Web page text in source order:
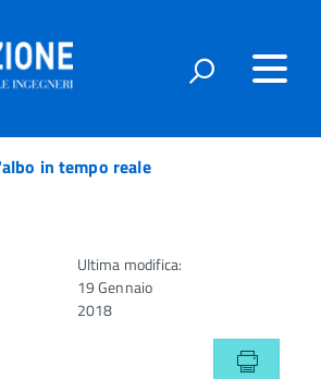
in tempo reale
Ultima modifica:
19 Gennaio
2018